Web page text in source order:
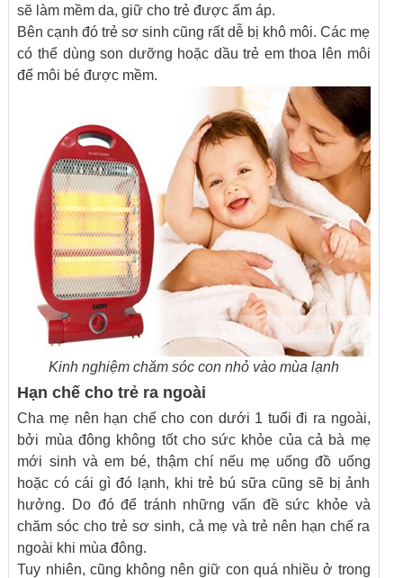
sẽ làm mềm da, giữ cho trẻ được ấm áp.
Bên cạnh đó trẻ sơ sinh cũng rất dễ bị khô môi. Các mẹ
có thể dùng son dưỡng hoặc dầu trẻ em thoa lên môi
để môi bé được mềm.
Kinh nghiệm chăm sóc con nhỏ vào mùa lạnh
Hạn chế cho trẻ ra ngoài
Cha mẹ nên hạn chế cho con dưới 1 tuổi đi ra ngoài,
bởi mùa đông không tốt cho sức khỏe của cả bà mẹ
mới sinh và em bé, thậm chí nếu mẹ uống đồ uống
hoặc có cái gì đó lạnh, khi trẻ bú sữa cũng sẽ bị ảnh
hưởng. Do đó để tránh những vấn đề sức khỏe và
chăm sóc cho trẻ sơ sinh, cả mẹ và trẻ nên hạn chế ra
ngoài khi mùa đông.
Tuy nhiên, cũng không nên giữ con quá nhiều ở trong